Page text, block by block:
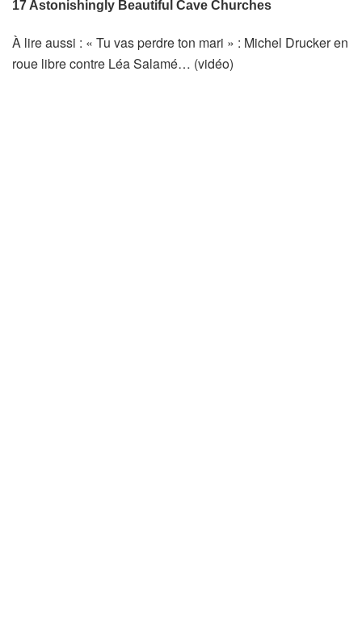
À lire aussi : « Tu vas perdre ton mari » : Michel Drucker en
roue libre contre Léa Salamé… (vidéo)